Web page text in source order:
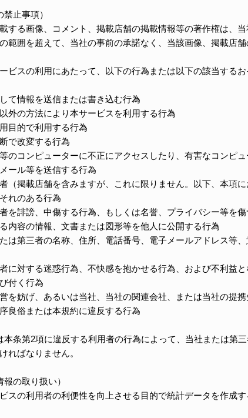
止事項）
する画像、コメント、掲載店舗の掲載情報等の著作権は、
範囲を超えて、当社の事前の承諾なく、当該画像、掲載店
ビスの利用にあたって、以下の行為または以下の該当する
て情報を送信または書き込む行為
外の方法により本サービスを利用する行為
目的で利用する行為
で改変する行為
のコンピューターに不正にアクセスしたり、有害なコンピ
ール等を送信する行為
（掲載店舗を含みますが、これに限りません。以下、本項
れのある行為
を誹謗、中傷する行為、もしくは名誉、プライバシー等を
内容の情報、文書または図形等を他人に公開する行為
は第三者の名称、住所、電話番号、電子メールアドレス等
に対する迷惑行為、不快感を抱かせる行為、および不利益
付く行為
を妨げ、あるいは当社、当社の関連会社、または当社の提
良俗または本規約に違反する行為
本条第2項に違反する利用者の行為によって、当社または第
ればなりません。
の取り扱い）
スの利用者の利便性を向上させる目的で統計データを作成